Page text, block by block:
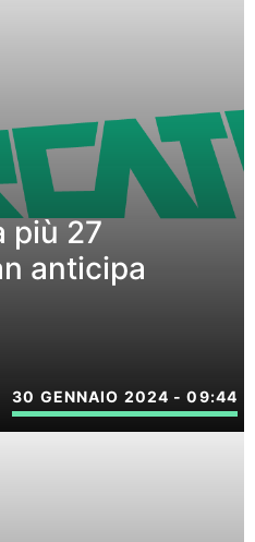
più 27
anticipa
30 GENNAIO 2024 - 09:44